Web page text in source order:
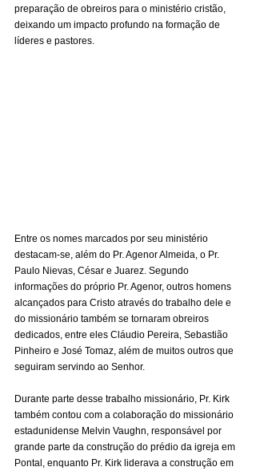
preparação de obreiros para o ministério cristão,
deixando um impacto profundo na formação de
líderes e pastores.
Entre os nomes marcados por seu ministério
destacam-se, além do Pr. Agenor Almeida, o Pr.
Paulo Nievas, César e Juarez. Segundo
informações do próprio Pr. Agenor, outros homens
alcançados para Cristo através do trabalho dele e
do missionário também se tornaram obreiros
dedicados, entre eles Cláudio Pereira, Sebastião
Pinheiro e José Tomaz, além de muitos outros que
seguiram servindo ao Senhor.
Durante parte desse trabalho missionário, Pr. Kirk
também contou com a colaboração do missionário
estadunidense Melvin Vaughn, responsável por
grande parte da construção do prédio da igreja em
Pontal, enquanto Pr. Kirk liderava a construção em